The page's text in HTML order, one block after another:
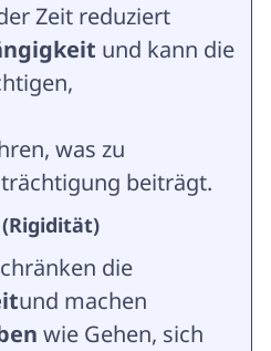
Zeit reduziert
und kann die
was zu
beiträgt.
die
und machen
wie Gehen, sich